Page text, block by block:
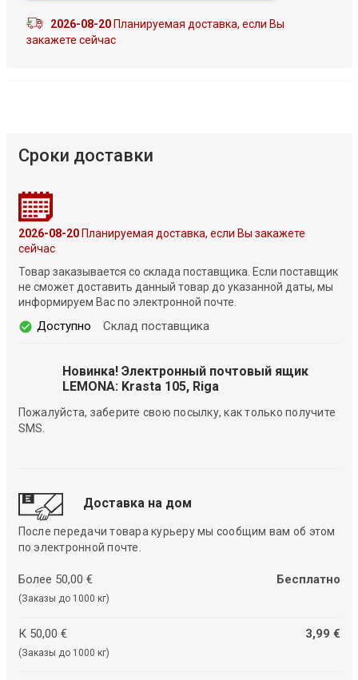
2026-08-20Планируемая доставка, если Вы
закажете сейчас
Сроки доставки
2026-08-20Планируемая доставка, если Вы закажете
сейчас
Товар заказывается со склада поставщика. Если поставщик
не сможет доставить данный товар до указанной даты, мы
информируем Вас по электронной почте.
Доступно Склад поставщика
Новинка! Электронный почтовый ящик
LEMONA: Krasta 105, Riga
Пожалуйста, заберите свою посылку, как только получите
SMS.
Доставка на дом
После передачи товара курьеру мы сообщим вам об этом
по электронной почте.
Более 50,00 €
(Заказы до 1000 кг)
Бесплатно
К 50,00 €
(Заказы до 1000 кг)
3,99 €